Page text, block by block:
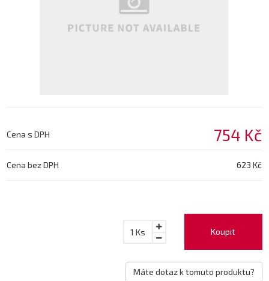
Cena s DPH 754 Kč
Cena bez DPH 623 Kč
Koupit
1 Ks
Máte dotaz k tomuto produktu?